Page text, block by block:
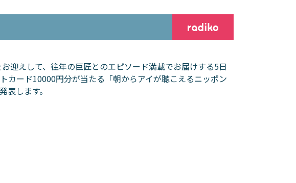
迎えして、往年の巨匠とのエピソード満載でお届けする5日
カード10000円分が当たる「朝からアイが聴こえるニッポン
します。